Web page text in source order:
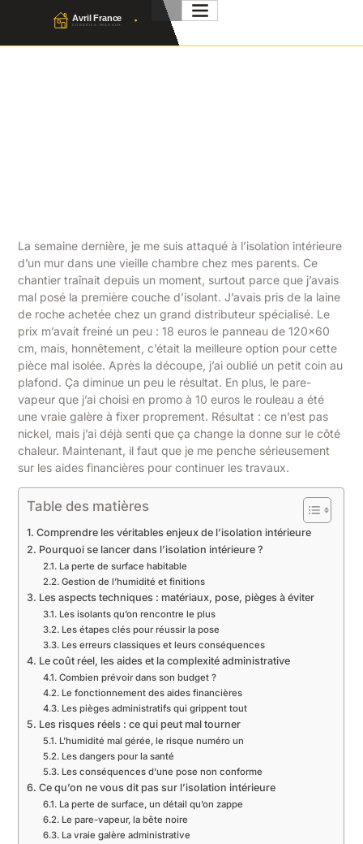
La semaine dernière, je me suis attaqué à l’isolation intérieure
d’un mur dans une vieille chambre chez mes parents. Ce
chantier traînait depuis un moment, surtout parce que j’avais
mal posé la première couche d’isolant. J’avais pris de la laine
de roche achetée chez un grand distributeur spécialisé. Le
prix m’avait freiné un peu : 18 euros le panneau de 120×60
cm, mais, honnêtement, c’était la meilleure option pour cette
pièce mal isolée. Après la découpe, j’ai oublié un petit coin au
plafond. Ça diminue un peu le résultat. En plus, le pare-
vapeur que j’ai choisi en promo à 10 euros le rouleau a été
une vraie galère à fixer proprement. Résultat : ce n’est pas
nickel, mais j’ai déjà senti que ça change la donne sur le côté
chaleur. Maintenant, il faut que je me penche sérieusement
sur les aides financières pour continuer les travaux.
Table des matières
Comprendre les véritables enjeux de l’isolation intérieure
Pourquoi se lancer dans l’isolation intérieure ?
La perte de surface habitable
Gestion de l’humidité et finitions
Les aspects techniques : matériaux, pose, pièges à éviter
Les isolants qu’on rencontre le plus
Les étapes clés pour réussir la pose
Les erreurs classiques et leurs conséquences
Le coût réel, les aides et la complexité administrative
Combien prévoir dans son budget ?
Le fonctionnement des aides financières
Les pièges administratifs qui grippent tout
Les risques réels : ce qui peut mal tourner
L’humidité mal gérée, le risque numéro un
Les dangers pour la santé
Les conséquences d’une pose non conforme
Ce qu’on ne vous dit pas sur l’isolation intérieure
La perte de surface, un détail qu’on zappe
Le pare-vapeur, la bête noire
La vraie galère administrative